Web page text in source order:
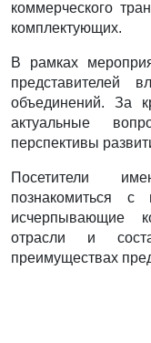
коммерческого
комплектующих.
В рамках
представителей
объединений. За
актуальные
перспективы
Посетители
познакомиться с
исчерпывающие
отрасли и
преимуществах